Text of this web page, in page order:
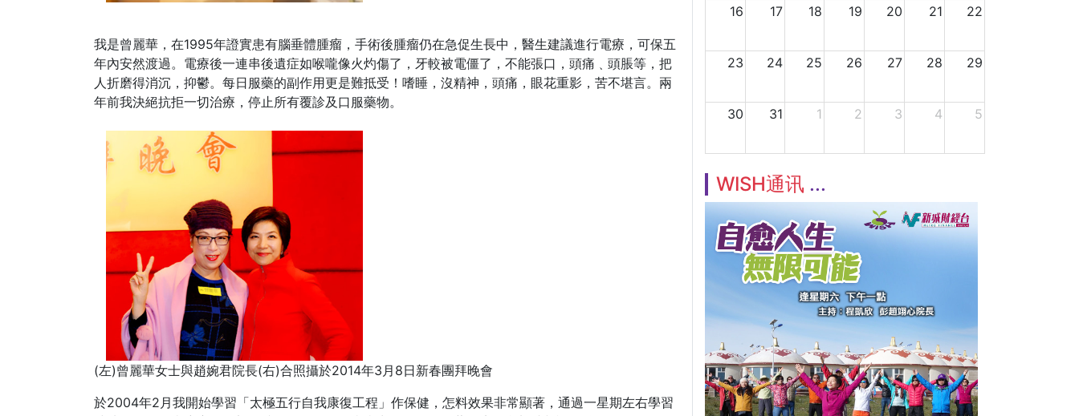
我是曾麗華，在1995年證實患有腦垂體腫瘤，手術後腫瘤仍在急促生長中，醫生建議進行電療，可保五
年內安然渡過。電療後一連串後遺症如喉嚨像火灼傷了，牙較被電僵了，不能張口，頭痛﹑頭脹等，把
人折磨得消沉，抑鬱。每日服藥的副作用更是難抵受！嗜睡，沒精神，頭痛，眼花重影，苦不堪言。兩
年前我決絕抗拒一切治療，停止所有覆診及口服藥物。
(左)曾麗華女士與趙婉君院長(右)合照攝於2014年3月8日新春團拜晚會
於2004年2月我開始學習「太極五行自我康復工程」作保健，怎料效果非常顯著，通過一星期左右學習
16 17 18 19 20 21 22
23 24 25 26 27 28 29
30 31 1 2 3 4 5
WISH通讯